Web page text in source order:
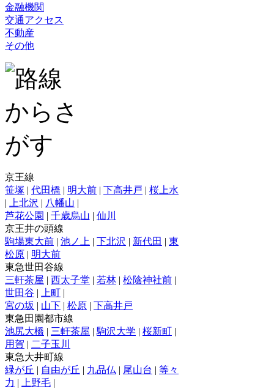
金融機関
交通アクセス
不動産
その他
京王線
笹塚 | 代田橋 | 明大前 | 下高井戸 | 桜上水
|
上北沢 | 八幡山 |
芦花公園 | 千歳烏山 | 仙川
京王井の頭線
駒場東大前 | 池ノ上 | 下北沢 | 新代田 | 東
松原 | 明大前
東急世田谷線
三軒茶屋 | 西太子堂 | 若林 | 松陰神社前 |
世田谷 | 上町 |
宮の坂 | 山下 | 松原 | 下高井戸
東急田園都市線
池尻大橋 | 三軒茶屋 | 駒沢大学 | 桜新町 |
用賀 | 二子玉川
東急大井町線
緑が丘 | 自由が丘 | 九品仏 | 尾山台 | 等々
力 | 上野毛 |